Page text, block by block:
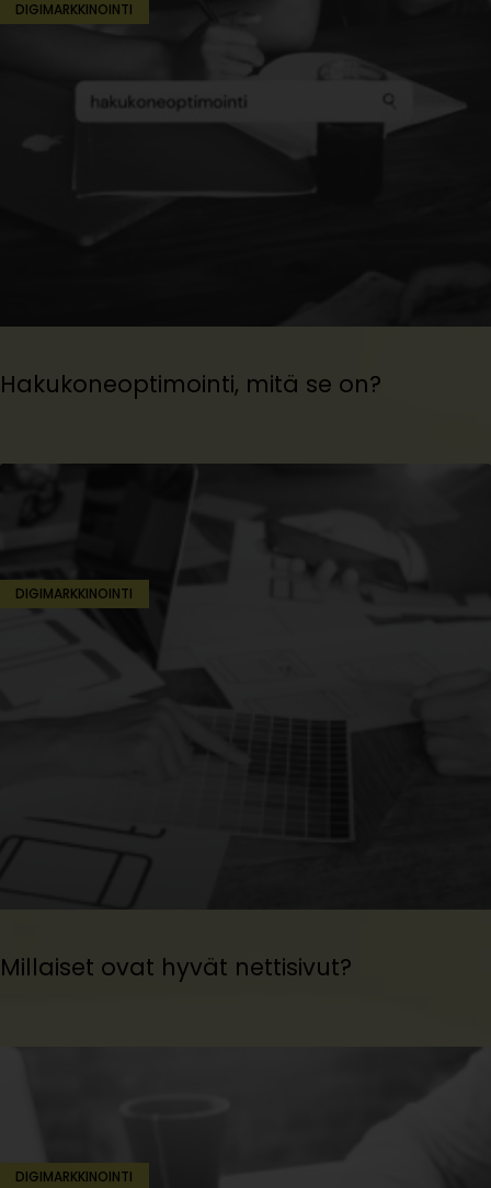
DIGIMARKKINOINTI
Hakukoneoptimointi, mitä se on?
DIGIMARKKINOINTI
Millaiset ovat hyvät nettisivut?
DIGIMARKKINOINTI